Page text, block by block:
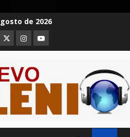
de 2026
TwitterInstagram
Youtube